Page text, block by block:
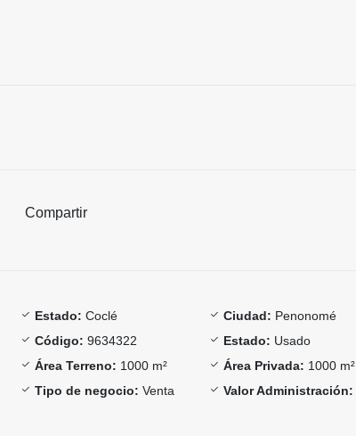
Compartir
Estado: Coclé Ciudad: Penonomé
Código: 9634322 Estado: Usado
Área Terreno: 1000 m² Área Privada: 1000 m²
Tipo de negocio: Venta Valor Administración: